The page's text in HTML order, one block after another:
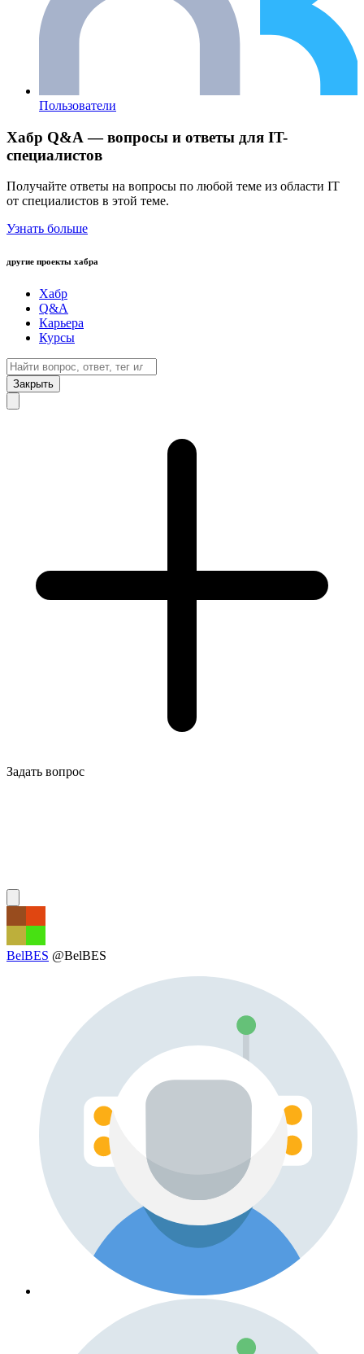
Пользователи
Хабр Q&A — вопросы и ответы для IT-
специалистов
Получайте ответы на вопросы по любой теме из области IT
от специалистов в этой теме.
Узнать больше
другие проекты хабра
Хабр
Q&A
Карьера
Курсы
Закрыть
Задать вопрос
BelBES @BelBES